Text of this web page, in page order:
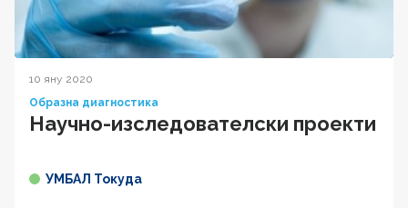
10 яну 2020
Образна диагностика
Научно-изследователски проекти
УМБАЛ Токуда